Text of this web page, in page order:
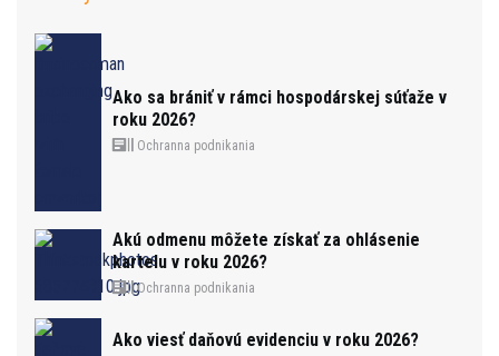
Ako sa brániť v rámci hospodárskej súťaže v
roku 2026?
Ochranna podnikania
Akú odmenu môžete získať za ohlásenie
kartelu v roku 2026?
Ochranna podnikania
Ako viesť daňovú evidenciu v roku 2026?